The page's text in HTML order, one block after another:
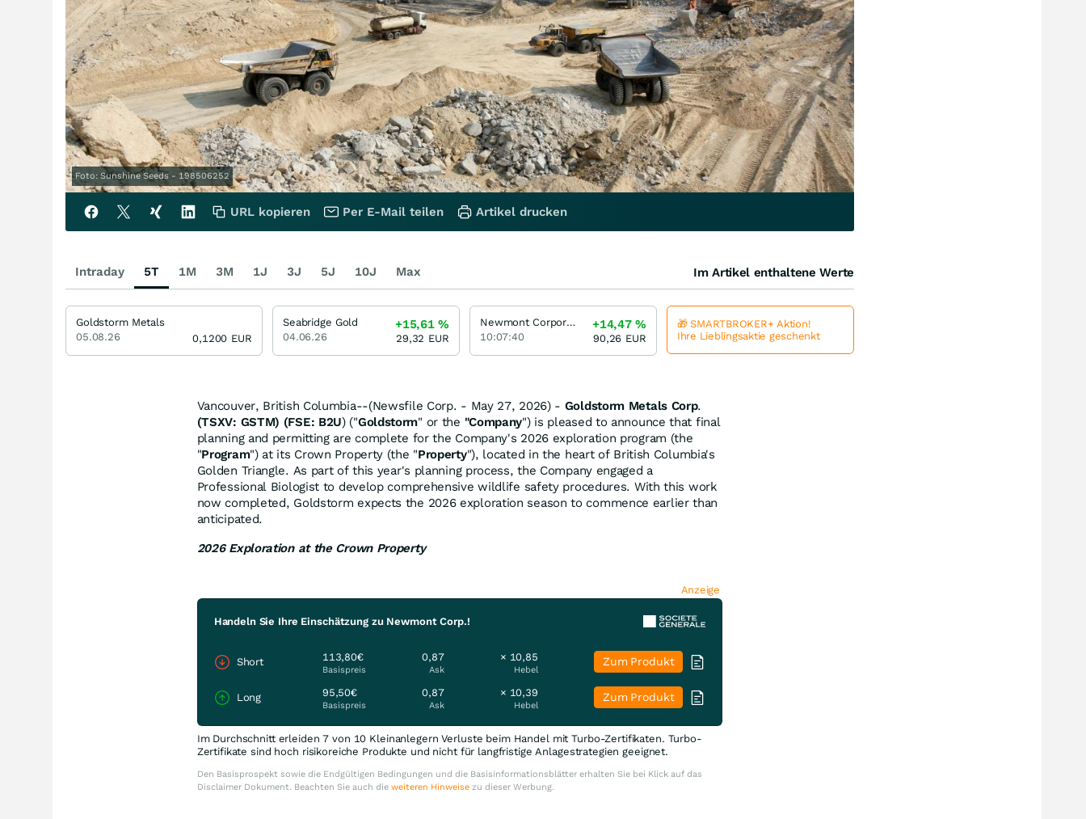
Foto: Sunshine Seeds - 198506252
Vancouver, British Columbia--(Newsfile Corp. - May 27, 2026) - Goldstorm Metals Corp.
(TSXV: GSTM) (FSE: B2U) ("Goldstorm" or the "Company") is pleased to announce that final
planning and permitting are complete for the Company's 2026 exploration program (the
"Program") at its Crown Property (the "Property"), located in the heart of British Columbia's
Golden Triangle. As part of this year's planning process, the Company engaged a
Professional Biologist to develop comprehensive wildlife safety procedures. With this work
now completed, Goldstorm expects the 2026 exploration season to commence earlier than
anticipated.
2026 Exploration at the Crown Property
Anzeige
Handeln Sie Ihre Einschätzung zu Newmont Corp.!
Short 113,80€
Basispreis
0,87
Ask
× 10,85
Hebel
Zum Produkt
Long 95,50€
Basispreis
0,87
Ask
× 10,39
Hebel
Zum Produkt
Im Durchschnitt erleiden 7 von 10 Kleinanlegern Verluste beim Handel mit Turbo-Zertifikaten. Turbo-
Zertifikate sind hoch risikoreiche Produkte und nicht für langfristige Anlagestrategien geeignet.
Den Basisprospekt sowie die Endgültigen Bedingungen und die Basisinformationsblätter erhalten Sie bei Klick auf das
Disclaimer Dokument. Beachten Sie auch die weiteren Hinweisezu dieser Werbung.
URL kopieren Per E-Mail teilen Artikel drucken
Intraday 5T 1M 3M 1J 3J 5J 10J Max Im Artikel enthaltene Werte
Goldstorm Metals
05.08.26
0,1200 EUR
Seabridge Gold
04.06.26
+15,61%
29,32 EUR
Newmont Corporation
10:07:40
+14,47%
90,26 EUR
🎁 SMARTBROKER+ Aktion!
Ihre Lieblingsaktie geschenkt